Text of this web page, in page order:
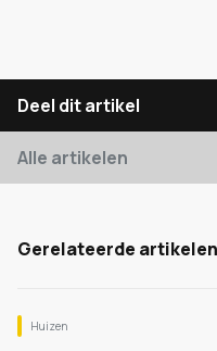
Deel dit artikel
Alle artikelen
Gerelateerde artikelen
Huizen